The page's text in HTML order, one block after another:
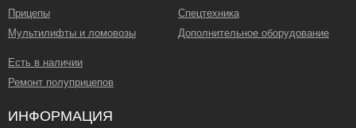
Прицепы
Мультилифты и ломовозы
Спецтехника
Дополнительное оборудование
Есть в наличии
Ремонт полуприцепов
ИНФОРМАЦИЯ